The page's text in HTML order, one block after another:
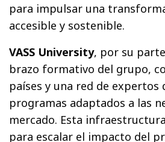
para impulsar una
accesible y sostenible.
VASS University, por su
brazo formativo del grupo,
países y una red de expertos
programas adaptados a las
mercado. Esta
para escalar el impacto del